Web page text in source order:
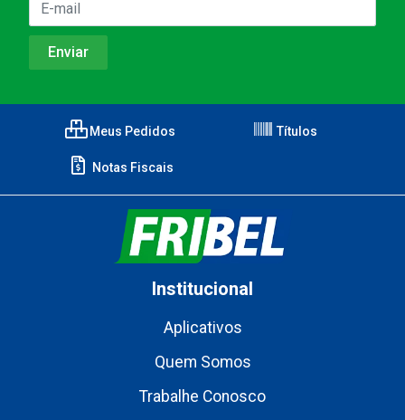
Meus Pedidos Títulos
Notas Fiscais
Institucional
Aplicativos
Quem Somos
Trabalhe Conosco